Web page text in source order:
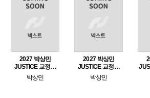
2027 박상민
JUSTICE 교정학
단원별 핵심 1000
제 [교정학편]
박상민
2027 박상민
JUSTICE 교정학
단원별 핵심 1000
제 [형사정책편]
박상민